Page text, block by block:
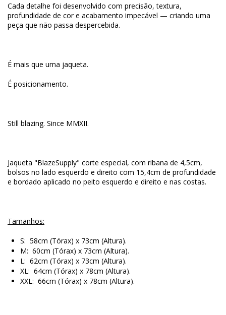
Cada detalhe foi desenvolvido com precisão, textura,
profundidade de cor e acabamento impecável — criando uma
peça que não passa despercebida.
É mais que uma jaqueta.
É posicionamento.
Still blazing. Since MMXII.
Jaqueta "BlazeSupply" corte especial, com ribana de 4,5cm,
bolsos no lado esquerdo e direito com 15,4cm de profundidade
e bordado aplicado no peito esquerdo e direito e nas costas.
Tamanhos:
S: 58cm (Tórax) x 73cm (Altura).
M: 60cm (Tórax) x 73cm (Altura).
L: 62cm (Tórax) x 73cm (Altura).
XL: 64cm (Tórax) x 78cm (Altura).
XXL: 66cm (Tórax) x 78cm (Altura).